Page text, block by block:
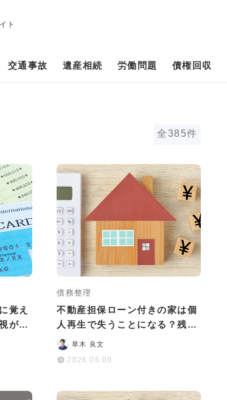
ト
交通事故 遺産相続 労働問題 債権回収
全385件
覚え
が危
債務整理
不動産担保ローン付きの家は個
人再生で失うことになる？残す
ための選択肢は？
草木 良文
2026.06.09